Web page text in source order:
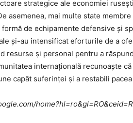
strategice ale economiei
asemenea, mai multe state
de echipamente defensive și
și-au intensificat eforturile de a
resurse și personal pentru a
internațională recunoaște
capăt suferinței și a restabili